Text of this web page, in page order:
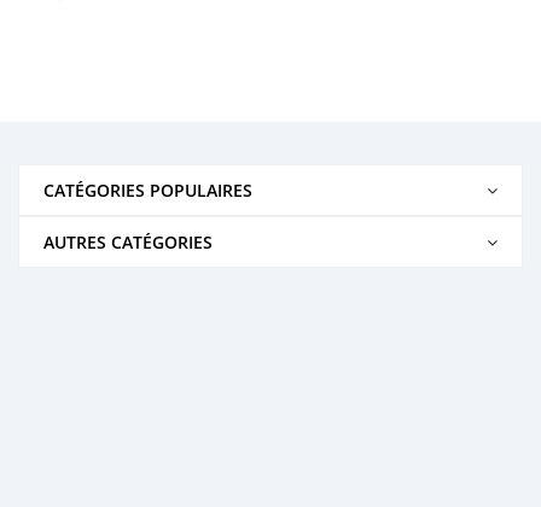
CATÉGORIES POPULAIRES
AUTRES CATÉGORIES